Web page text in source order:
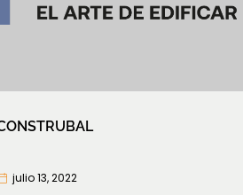
julio 13, 2022